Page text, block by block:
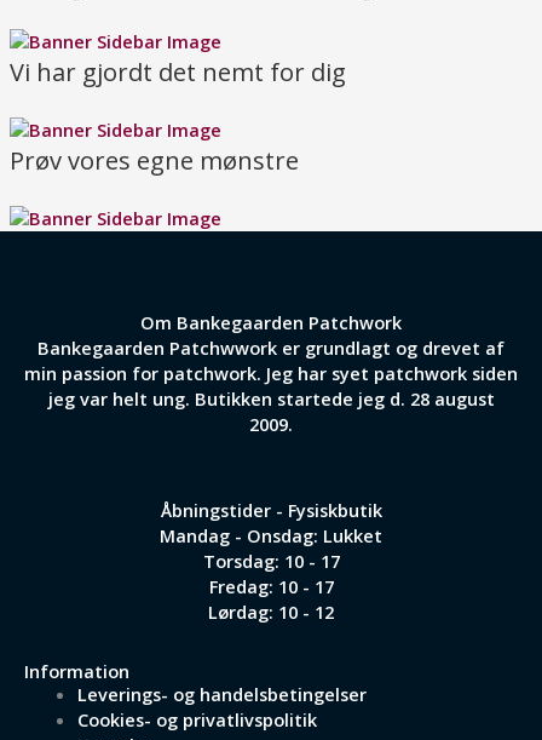
Vi har gjordt det nemt for dig
Prøv vores egne mønstre
Om Bankegaarden Patchwork
Bankegaarden Patchwwork er grundlagt og drevet af
min passion for patchwork. Jeg har syet patchwork siden
jeg var helt ung. Butikken startede jeg d. 28 august
2009.
Åbningstider - Fysiskbutik
Mandag - Onsdag: Lukket
Torsdag: 10 - 17
Fredag: 10 - 17
Lørdag: 10 - 12
Information
Leverings- og handelsbetingelser
Cookies- og privatlivspolitik